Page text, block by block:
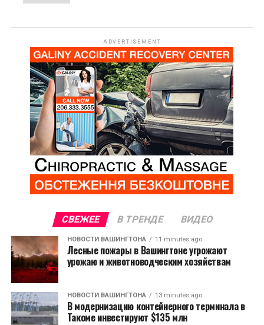
ADVERTISEMENT
СВЕЖЕЕ В ТРЕНДЕ ВИДЕО
НОВОСТИ ВАШИНГТОНА 11 minutes ago
Лесные пожары в Вашингтоне угрожают
урожаю и животноводческим хозяйствам
НОВОСТИ ВАШИНГТОНА 13 minutes ago
В модернизацию контейнерного терминала в
Такоме инвестируют $135 млн